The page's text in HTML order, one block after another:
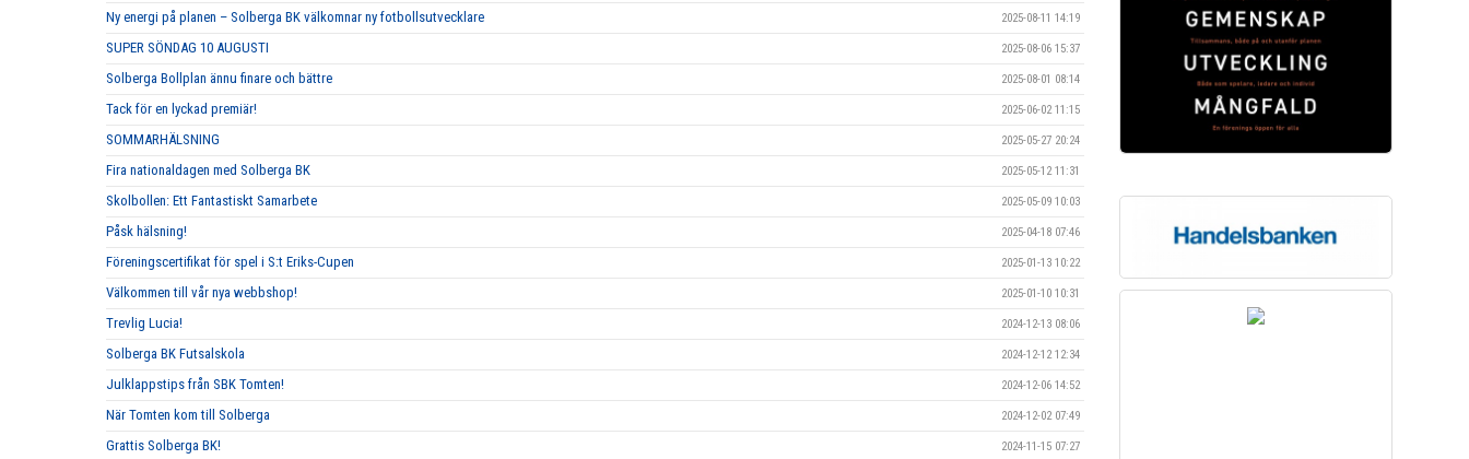
Ny energi på planen – Solberga BK välkomnar ny fotbollsutvecklare 2025-08-11 14:19
SUPER SÖNDAG 10 AUGUSTI 2025-08-06 15:37
Solberga Bollplan ännu finare och bättre 2025-08-01 08:14
Tack för en lyckad premiär! 2025-06-02 11:15
SOMMARHÄLSNING 2025-05-27 20:24
Fira nationaldagen med Solberga BK 2025-05-12 11:31
Skolbollen: Ett Fantastiskt Samarbete 2025-05-09 10:03
Påsk hälsning! 2025-04-18 07:46
Föreningscertifikat för spel i S:t Eriks-Cupen 2025-01-13 10:22
Välkommen till vår nya webbshop! 2025-01-10 10:31
Trevlig Lucia! 2024-12-13 08:06
Solberga BK Futsalskola 2024-12-12 12:34
Julklappstips från SBK Tomten! 2024-12-06 14:52
När Tomten kom till Solberga 2024-12-02 07:49
Grattis Solberga BK! 2024-11-15 07:27